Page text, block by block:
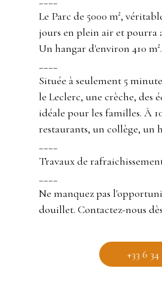
Le Parc de 5000 m²,
jours en plein air et pourra
Un hangar d'environ 410 m².
Située à seulement 5
le Leclerc, une crèche, des
idéale pour les familles. À
restaurants, un collège, un
Travaux de
Ne manquez pas
douillet. Contactez-nous
+33 6 34